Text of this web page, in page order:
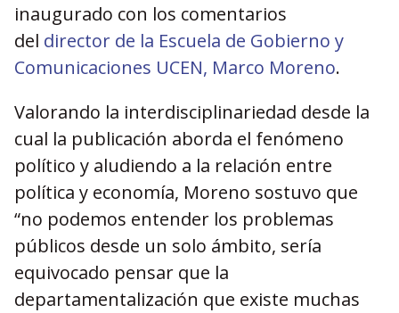
inaugurado con los comentarios
del director de la Escuela de Gobierno y
Comunicaciones UCEN, Marco Moreno.
Valorando la interdisciplinariedad desde la
cual la publicación aborda el fenómeno
político y aludiendo a la relación entre
política y economía, Moreno sostuvo que
“no podemos entender los problemas
públicos desde un solo ámbito, sería
equivocado pensar que la
departamentalización que existe muchas